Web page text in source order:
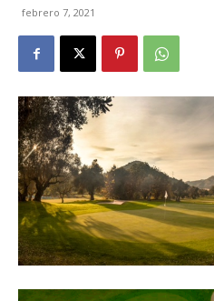
febrero 7, 2021